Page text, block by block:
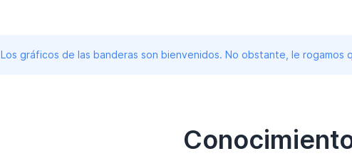
Los gráficos de las banderas son bienvenidos. No obstante, le